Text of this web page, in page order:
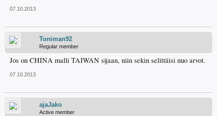
07.10.2013
Toniman92
Regular member
Jos on CHINA malli TAIWAN sijaan, niin sekin selittäisi nuo arvot.
07.10.2013
ajaJako
Active member